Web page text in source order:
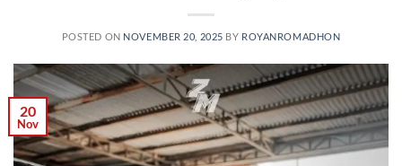
POSTED ON NOVEMBER 20, 2025 BY ROYANROMADHON
20
Nov